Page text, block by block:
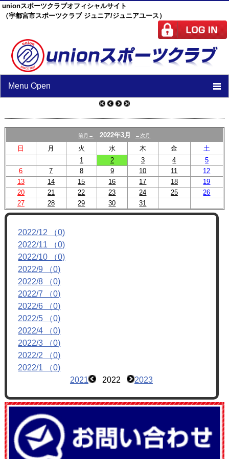
unionスポーツクラブオフィシャルサイト
（宇都宮市スポーツクラブ ジュニア/ジュニアユース）
Menu Open
TOP
ニュース
スケジュール
スタッフ
施設紹介
チーム紹介
前月← 2022年3月 →次月
日 月 火 水 木 金
土
1
2 3 4
5
6
7 8 9 10 11
12
13
14 15 16 17 18
19
20
21 22 23 24 25
26
27
28 29 30 31
2022/12 （0)
2022/11 （0)
2022/10 （0)
2022/9 （0)
2022/8 （0)
2022/7 （0)
2022/6 （0)
2022/5 （0)
2022/4 （0)
2022/3 （0)
2022/2 （0)
2022/1 （0)
2021
2022 2023